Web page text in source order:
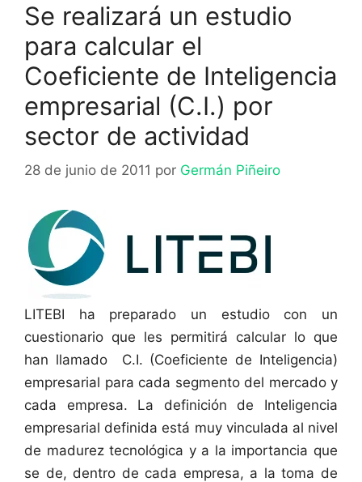
Se realizará un estudio
para calcular el
Coeficiente de Inteligencia
empresarial (C.I.) por
sector de actividad
28 de junio de 2011 por Germán Piñeiro
LITEBI ha preparado un estudio con un
cuestionario que les permitirá calcular lo que
han llamado C.I. (Coeficiente de Inteligencia)
empresarial para cada segmento del mercado y
cada empresa. La definición de Inteligencia
empresarial definida está muy vinculada al nivel
de madurez tecnológica y a la importancia que
se de, dentro de cada empresa, a la toma de